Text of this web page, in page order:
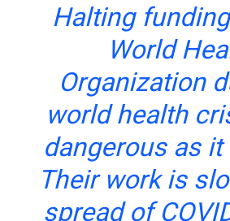
Halting
World
Organization
world health
dangerous as
Their work is
spread of